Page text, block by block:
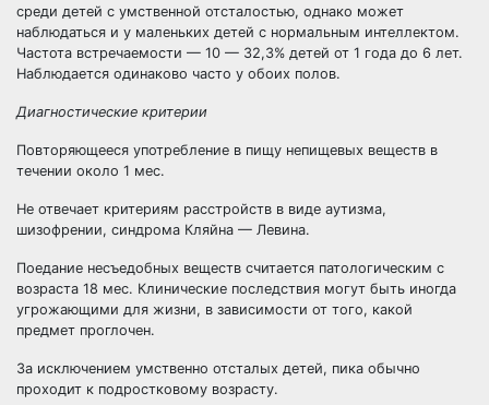
среди детей с умственной отсталостью, однако может
наблюдаться и у маленьких детей с нормальным интеллектом.
Частота встречаемости — 10 — 32,3% детей от 1 года до 6 лет.
Наблюдается одинаково часто у обоих полов.
Диагностические критерии
Повторяющееся употребление в пищу непищевых веществ в
течении около 1 мес.
Не отвечает критериям расстройств в виде аутизма,
шизофрении, синдрома Кляйна — Левина.
Поедание несъедобных веществ считается патологическим с
возраста 18 мес. Клинические последствия могут быть иногда
угрожающими для жизни, в зависимости от того, какой
предмет проглочен.
За исключением умственно отсталых детей, пика обычно
проходит к подростковому возрасту.